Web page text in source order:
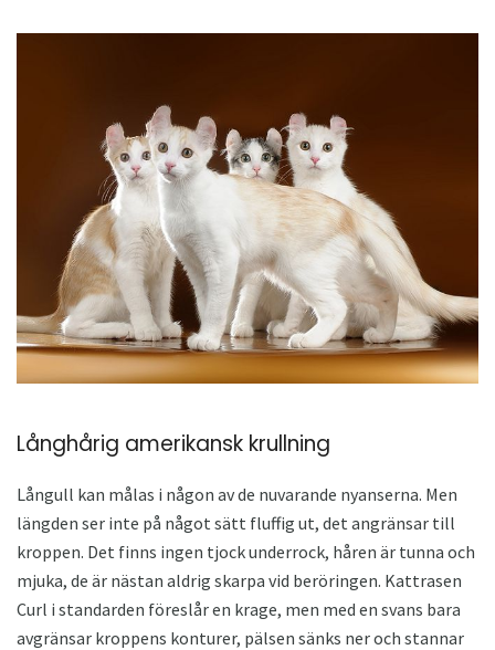
Långhårig amerikansk krullning
Långull kan målas i någon av de nuvarande nyanserna. Men
längden ser inte på något sätt fluffig ut, det angränsar till
kroppen. Det finns ingen tjock underrock, håren är tunna och
mjuka, de är nästan aldrig skarpa vid beröringen. Kattrasen
Curl i standarden föreslår en krage, men med en svans bara
avgränsar kroppens konturer, pälsen sänks ner och stannar